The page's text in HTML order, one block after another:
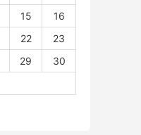
15
16
22
23
29
30